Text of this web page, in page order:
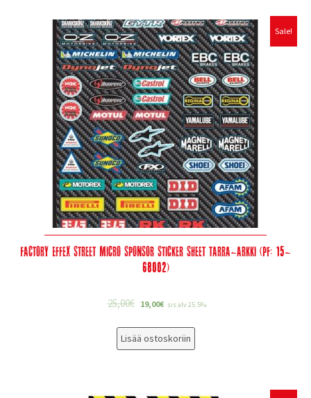
Sale!
Factory Effex Street Micro Sponsor Sticker Sheet tarra-arkki (PF: 15-
68002)
25,00€ 19,00€ sis alv 25.5%
Lisää ostoskoriin